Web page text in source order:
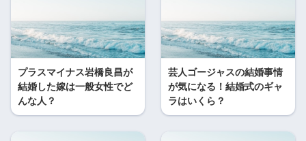
プラスマイナス岩橋良昌が
結婚した嫁は一般女性でど
んな人？
芸人ゴージャスの結婚事情
が気になる！結婚式のギャ
ラはいくら？